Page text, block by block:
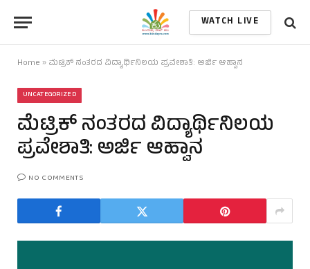
WATCH LIVE
Home » ಮೆಟ್ರಿಕ್ ನಂತರದ ವಿದ್ಯಾರ್ಥಿನಿಲಯ ಪ್ರವೇಶಾತಿ: ಅರ್ಜಿ ಆಹ್ವಾನ
UNCATEGORIZED
ಮೆಟ್ರಿಕ್ ನಂತರದ ವಿದ್ಯಾರ್ಥಿನಿಲಯ
ಪ್ರವೇಶಾತಿ: ಅರ್ಜಿ ಆಹ್ವಾನ
NO COMMENTS